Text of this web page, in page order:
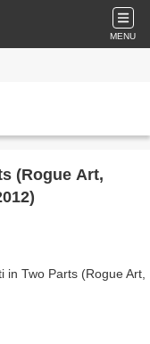
MENU
(Rogue Art,